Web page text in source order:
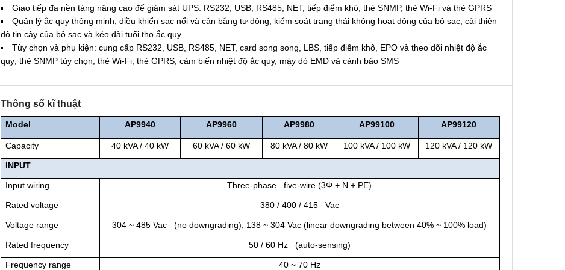
Giao tiếp đa nền tảng nâng cao để giám sát UPS: RS232, USB, RS485, NET, tiếp điểm khô, thẻ SNMP, thẻ Wi-Fi và thẻ GPRS
Quản lý ắc quy thông minh, điều khiển sạc nổi và cân bằng tự động, kiểm soát trạng thái không hoạt động của bộ sạc, cải thiện
độ tin cậy của bộ sạc và kéo dài tuổi thọ ắc quy
Tùy chọn và phụ kiện: cung cấp RS232, USB, RS485, NET, card song song, LBS, tiếp điểm khô, EPO và theo dõi nhiệt độ ắc
quy; thẻ SNMP tùy chọn, thẻ Wi-Fi, thẻ GPRS, cảm biến nhiệt độ ắc quy, máy dò EMD và cảnh báo SMS
Thông số kĩ thuật
Model AP9940 AP9960 AP9980 AP99100 AP99120
Capacity 40 kVA / 40 kW 60 kVA / 60 kW 80 kVA / 80 kW 100 kVA / 100 kW 120 kVA / 120 kW
INPUT
Input wiring Three-phase five-wire (3Φ + N + PE)
Rated voltage 380 / 400 / 415 Vac
Voltage range 304 ~ 485 Vac (no downgrading), 138 ~ 304 Vac (linear downgrading between 40% ~ 100% load)
Rated frequency 50 / 60 Hz (auto-sensing)
Frequency range 40 ~ 70 Hz